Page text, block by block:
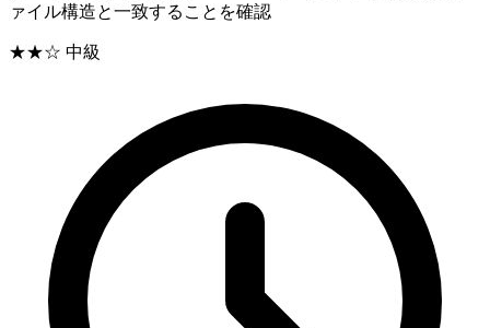
ァイル構造と一致することを確認
★★☆ 中級